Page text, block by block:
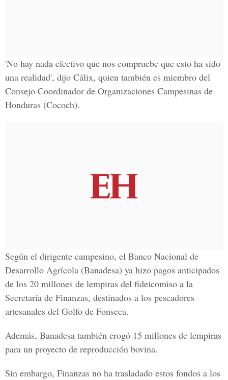
'No hay nada efectivo que nos compruebe que esto ha sido
una realidad', dijo Cálix, quien también es miembro del
Consejo Coordinador de Organizaciones Campesinas de
Honduras (Cococh).
Según el dirigente campesino, el Banco Nacional de
Desarrollo Agrícola (Banadesa) ya hizo pagos anticipados
de los 20 millones de lempiras del fideicomiso a la
Secretaría de Finanzas, destinados a los pescadores
artesanales del Golfo de Fonseca.
Además, Banadesa también erogó 15 millones de lempiras
para un proyecto de reproducción bovina.
Sin embargo, Finanzas no ha trasladado estos fondos a los